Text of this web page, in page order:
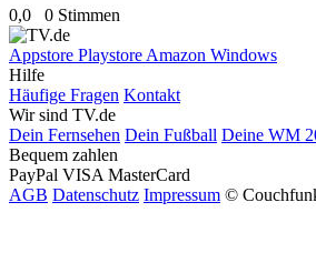
0,0 0 Stimmen
Appstore Playstore Amazon Windows
Hilfe
Häufige Fragen Kontakt
Wir sind TV.de
Dein Fernsehen Dein Fußball Deine WM
Bequem zahlen
PayPal VISA MasterCard
AGB Datenschutz Impressum ©